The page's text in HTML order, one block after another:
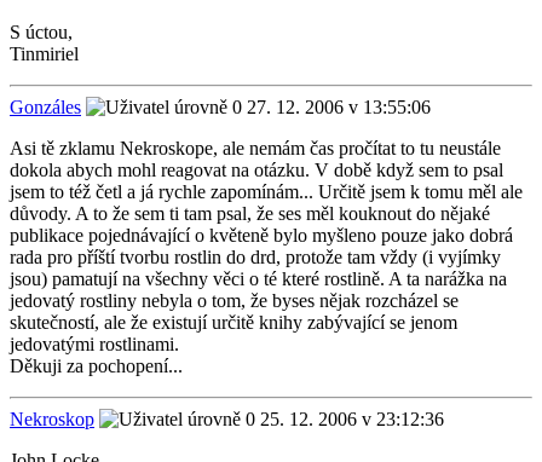
S úctou,
Tinmiriel
Gonzáles
27. 12. 2006 v 13:55:06
Asi tě zklamu Nekroskope, ale nemám čas pročítat to tu neustále
dokola abych mohl reagovat na otázku. V době když sem to psal
jsem to též četl a já rychle zapomínám... Určitě jsem k tomu měl ale
důvody. A to že sem ti tam psal, že ses měl kouknout do nějaké
publikace pojednávající o květeně bylo myšleno pouze jako dobrá
rada pro příští tvorbu rostlin do drd, protože tam vždy (i vyjímky
jsou) pamatují na všechny věci o té které rostlině. A ta narážka na
jedovatý rostliny nebyla o tom, že byses nějak rozcházel se
skutečností, ale že existují určitě knihy zabývající se jenom
jedovatými rostlinami.
Děkuji za pochopení...
Nekroskop
25. 12. 2006 v 23:12:36